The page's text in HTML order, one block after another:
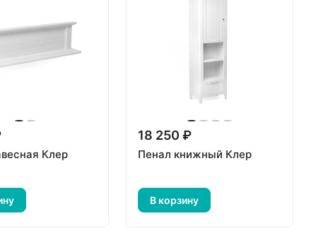
Клер
18 250 ₽
Пенал книжный Клер
В корзину